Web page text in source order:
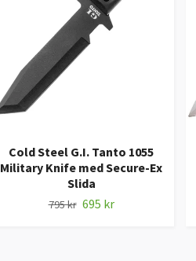
Cold Steel G.I. Tanto 1055
Military Knife med Secure-Ex
Slida
795 kr 695 kr